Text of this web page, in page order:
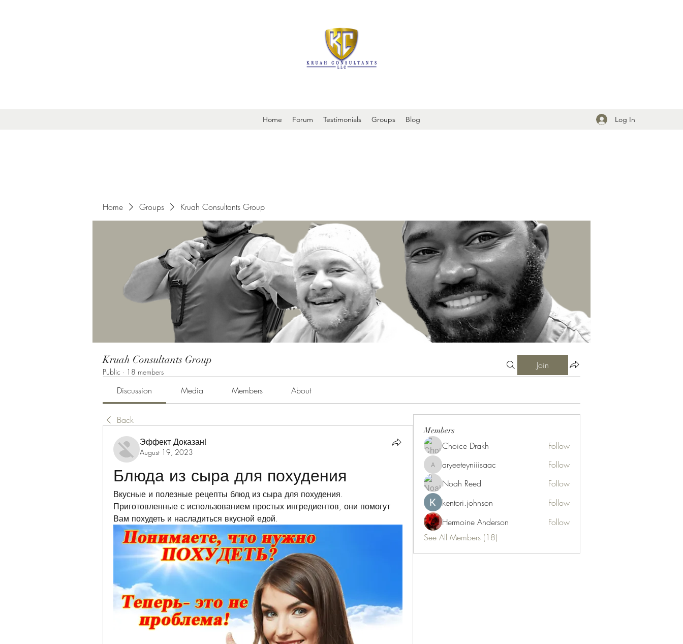
Home Forum Testimonials Groups Blog Log In
Home Groups Kruah Consultants Group
Kruah Consultants Group
Public · 18 members
Join
Discussion Media Members About
Back
Эффект Доказан!
August 19, 2023
Блюда из сыра для похудения
Вкусные и полезные рецепты блюд из сыра для похудения.
Приготовленные с использованием простых ингредиентов, они помогут
Вам похудеть и насладиться вкусной едой.
Members
Choice Drakh Follow
aryeeteyniiisaac
aryeeteyniiisaac
Follow
Noah Reed
Follow
kentori.johnson
Follow
Hermoine Anderson
Follow
See All Members (18)